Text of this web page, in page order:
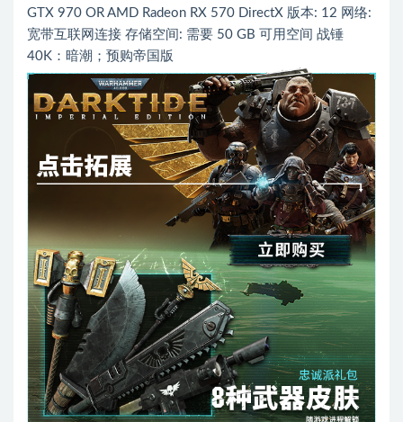
GTX 970 OR AMD Radeon RX 570 DirectX 版本: 12 网络:
宽带互联网连接 存储空间: 需要 50 GB 可用空间 战锤
40K：暗潮；预购帝国版